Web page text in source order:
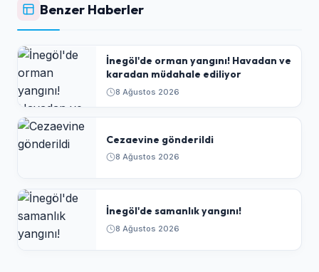
Benzer Haberler
İnegöl'de orman yangını! Havadan ve
karadan müdahale ediliyor
8 Ağustos 2026
Cezaevine gönderildi
8 Ağustos 2026
İnegöl'de samanlık yangını!
8 Ağustos 2026